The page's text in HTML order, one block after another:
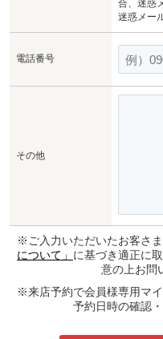
合、迷惑
迷惑メー
電話番号
その他
※ご入力いただいたお客さま
について」 に基づき適正に
意の上お問
※来店予約で会員様専用マ
予約日時の確認